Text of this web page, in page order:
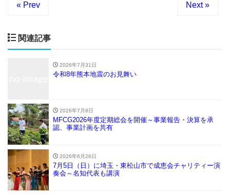
« Prev Next »
関連記事
2026年7月31日
令和8年熊本地震のお見舞い
2026年7月8日
MFCG2026年度定期総会を開催～事業報告・決算を承
認、事業計画を共有
2026年6月26日
7月5日（日）に埼玉・東松山市で成恵会チャリティー演
奏会～名知代表も講演